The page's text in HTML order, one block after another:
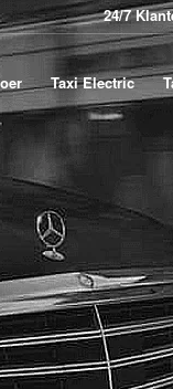
24/7
Taxi Electric